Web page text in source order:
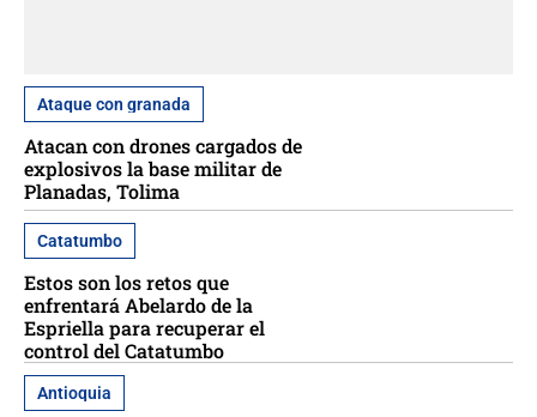
Ataque con granada
Atacan con drones cargados de
explosivos la base militar de
Planadas, Tolima
Catatumbo
Estos son los retos que
enfrentará Abelardo de la
Espriella para recuperar el
control del Catatumbo
Antioquia